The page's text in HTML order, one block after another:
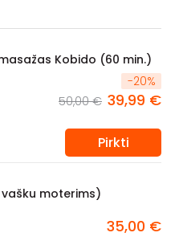
Kobido (60 min.)
-20%
50,00 € 39,99 €
Pirkti
moterims)
35,00 €